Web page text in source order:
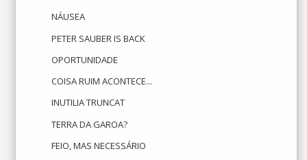
NÁUSEA
PETER SAUBER IS BACK
OPORTUNIDADE
COISA RUIM ACONTECE...
INUTILIA TRUNCAT
TERRA DA GAROA?
FEIO, MAS NECESSÁRIO